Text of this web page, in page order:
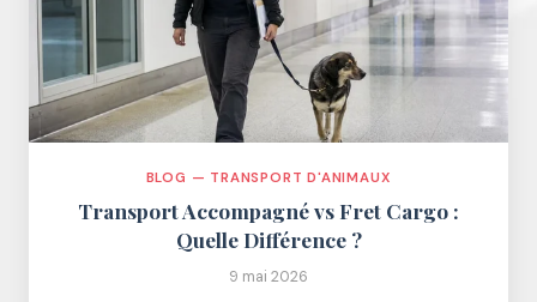
BLOG — TRANSPORT D'ANIMAUX
Transport Accompagné vs Fret Cargo :
Quelle Différence ?
9 mai 2026